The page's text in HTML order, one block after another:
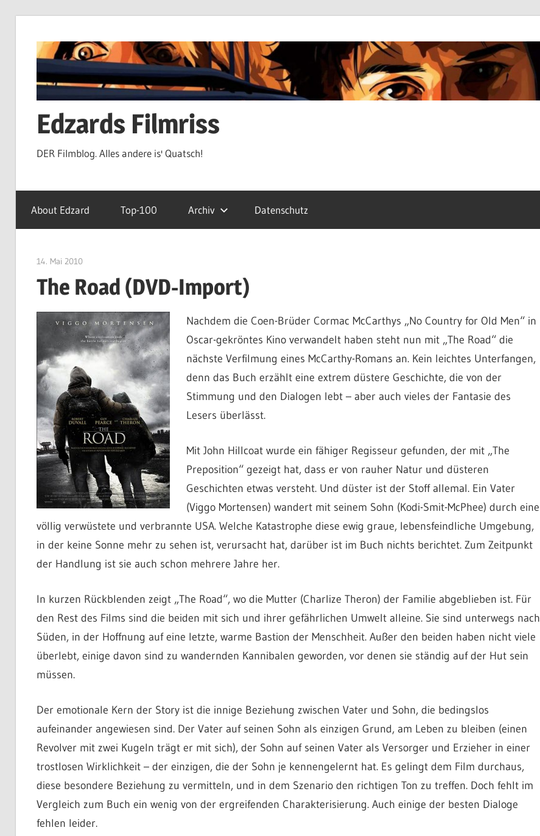
Inhalt
springen
Edzards Filmriss
DER Filmblog. Alles andere is' Quatsch!
About Edzard Top-100 Archiv Datenschutz
14. Mai 2010edzehard
The Road (DVD-Import)
Nachdem die Coen-Brüder Cormac McCarthys „No Country for Old Men“ in
Oscar-gekröntes Kino verwandelt haben steht nun mit „The Road“ die
nächste Verfilmung eines McCarthy-Romans an. Kein leichtes Unterfangen,
denn das Buch erzählt eine extrem düstere Geschichte, die von der
Stimmung und den Dialogen lebt – aber auch vieles der Fantasie des
Lesers überlässt.
Mit John Hillcoat wurde ein fähiger Regisseur gefunden, der mit „The
Preposition“ gezeigt hat, dass er von rauher Natur und düsteren
Geschichten etwas versteht. Und düster ist der Stoff allemal. Ein Vater
(Viggo Mortensen) wandert mit seinem Sohn (Kodi-Smit-McPhee) durch eine
völlig verwüstete und verbrannte USA. Welche Katastrophe diese ewig graue, lebensfeindliche Umgebung,
in der keine Sonne mehr zu sehen ist, verursacht hat, darüber ist im Buch nichts berichtet. Zum Zeitpunkt
der Handlung ist sie auch schon mehrere Jahre her.
In kurzen Rückblenden zeigt „The Road“, wo die Mutter (Charlize Theron) der Familie abgeblieben ist. Für
den Rest des Films sind die beiden mit sich und ihrer gefährlichen Umwelt alleine. Sie sind unterwegs nach
Süden, in der Hoffnung auf eine letzte, warme Bastion der Menschheit. Außer den beiden haben nicht viele
überlebt, einige davon sind zu wandernden Kannibalen geworden, vor denen sie ständig auf der Hut sein
müssen.
Der emotionale Kern der Story ist die innige Beziehung zwischen Vater und Sohn, die bedingslos
aufeinander angewiesen sind. Der Vater auf seinen Sohn als einzigen Grund, am Leben zu bleiben (einen
Revolver mit zwei Kugeln trägt er mit sich), der Sohn auf seinen Vater als Versorger und Erzieher in einer
trostlosen Wirklichkeit – der einzigen, die der Sohn je kennengelernt hat. Es gelingt dem Film durchaus,
diese besondere Beziehung zu vermitteln, und in dem Szenario den richtigen Ton zu treffen. Doch fehlt im
Vergleich zum Buch ein wenig von der ergreifenden Charakterisierung. Auch einige der besten Dialoge
fehlen leider.